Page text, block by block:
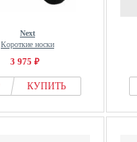
Next
Короткие носки
3 975 ₽
КУПИТЬ